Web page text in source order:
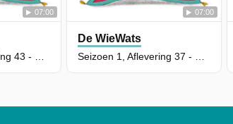
07:00 07:00
De WieWats